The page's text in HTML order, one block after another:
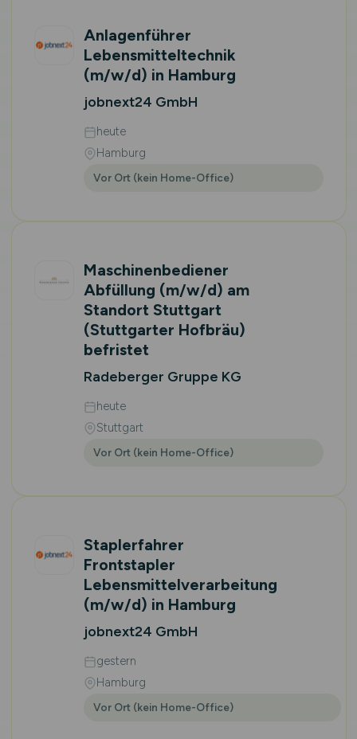
Anlagenführer
Lebensmitteltechnik
(m/w/d) in Hamburg
jobnext24 GmbH
heute
Hamburg
Vor Ort (kein Home-Office)
Maschinenbediener
Abfüllung (m/w/d) am
Standort Stuttgart
(Stuttgarter Hofbräu)
befristet
Radeberger Gruppe KG
heute
Stuttgart
Vor Ort (kein Home-Office)
Staplerfahrer
Frontstapler
Lebensmittelverarbeitung
(m/w/d) in Hamburg
jobnext24 GmbH
gestern
Hamburg
Vor Ort (kein Home-Office)